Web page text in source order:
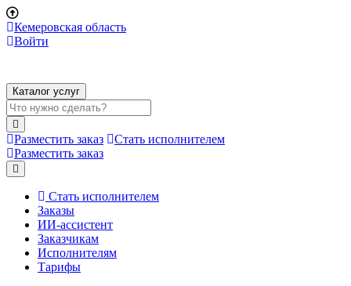
Кемеровская область
Войти
Каталог услуг
Разместить заказ
Стать исполнителем
Разместить заказ
Стать исполнителем
Заказы
ИИ-ассистент
Заказчикам
Исполнителям
Тарифы